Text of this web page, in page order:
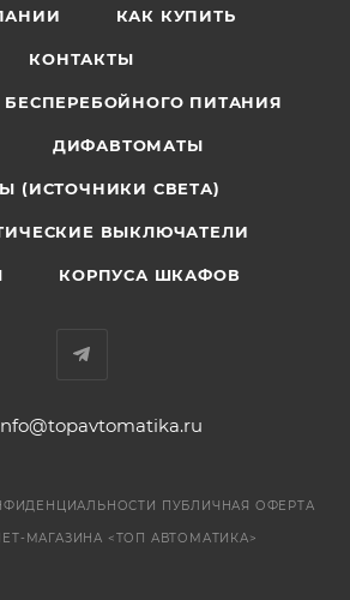
КАК КУПИТЬ
КОНТАКТЫ
ПИТАНИЯ
ДИФАВТОМАТЫ
(ИСТОЧНИКИ СВЕТА)
ВЫКЛЮЧАТЕЛИ
КОРПУСА ШКАФОВ
ПУБЛИЧНАЯ ОФЕРТА
МАГАЗИНА <ТОП АВТОМАТИКА>